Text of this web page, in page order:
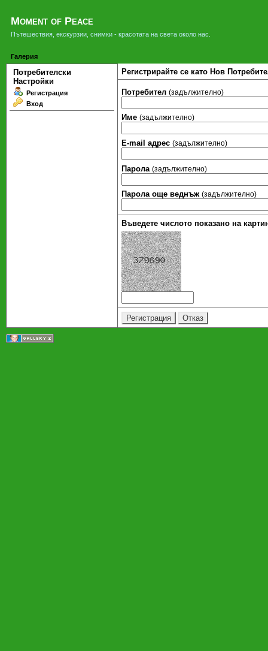
Moment of Peace
Пътешествия, екскурзии, снимки - красотата на света около нас.
Галерия
Потребителски
Настройки
Регистрация
Вход
Регистрирайте се като Нов
Потребител (задължително)
Име (задължително)
Е-mail адрес (задължително)
Парола (задължително)
Парола още веднъж (задължително)
Въведете числото показано на